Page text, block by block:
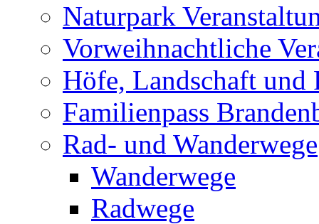
Naturpark
Vorweihnachtliche
Höfe, Landschaft und
Familienpass
Rad- und Wanderwege
Wanderwege
Radwege